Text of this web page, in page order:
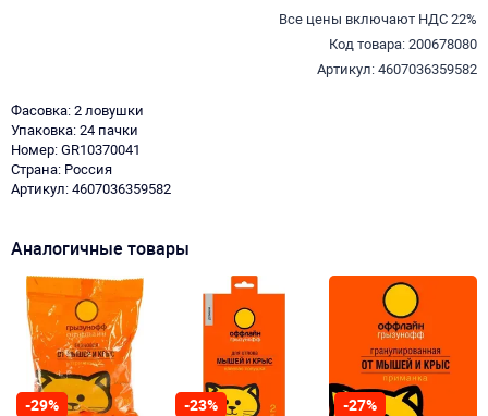
Все цены включают НДС 22%
Код товара: 200678080
Артикул: 4607036359582
Фасовка: 2 ловушки
Упаковка: 24 пачки
Номер: GR10370041
Страна: Россия
Артикул: 4607036359582
Аналогичные товары
-29%
-23%
-27%